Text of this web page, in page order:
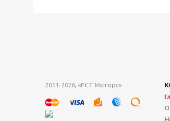
2011-2026, «РСТ Моторс»
О